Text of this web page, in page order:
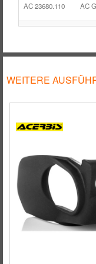
TANK
ZUBEHÖR
AC 23680.110 AC
WEITERE